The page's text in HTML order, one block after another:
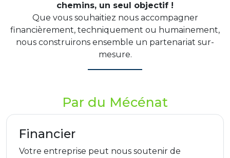
chemins, un seul objectif !
Que vous souhaitiez nous accompagner
financièrement, techniquement ou humainement,
nous construirons ensemble un partenariat sur-
mesure.
Par du Mécénat
Financier
Votre entreprise peut nous soutenir de